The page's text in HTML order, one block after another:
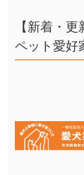
【新着・更
ペット愛好